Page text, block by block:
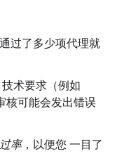
过了多少项代理就
技术要求（例如
核可能会发出错误
率，以便您 一目了